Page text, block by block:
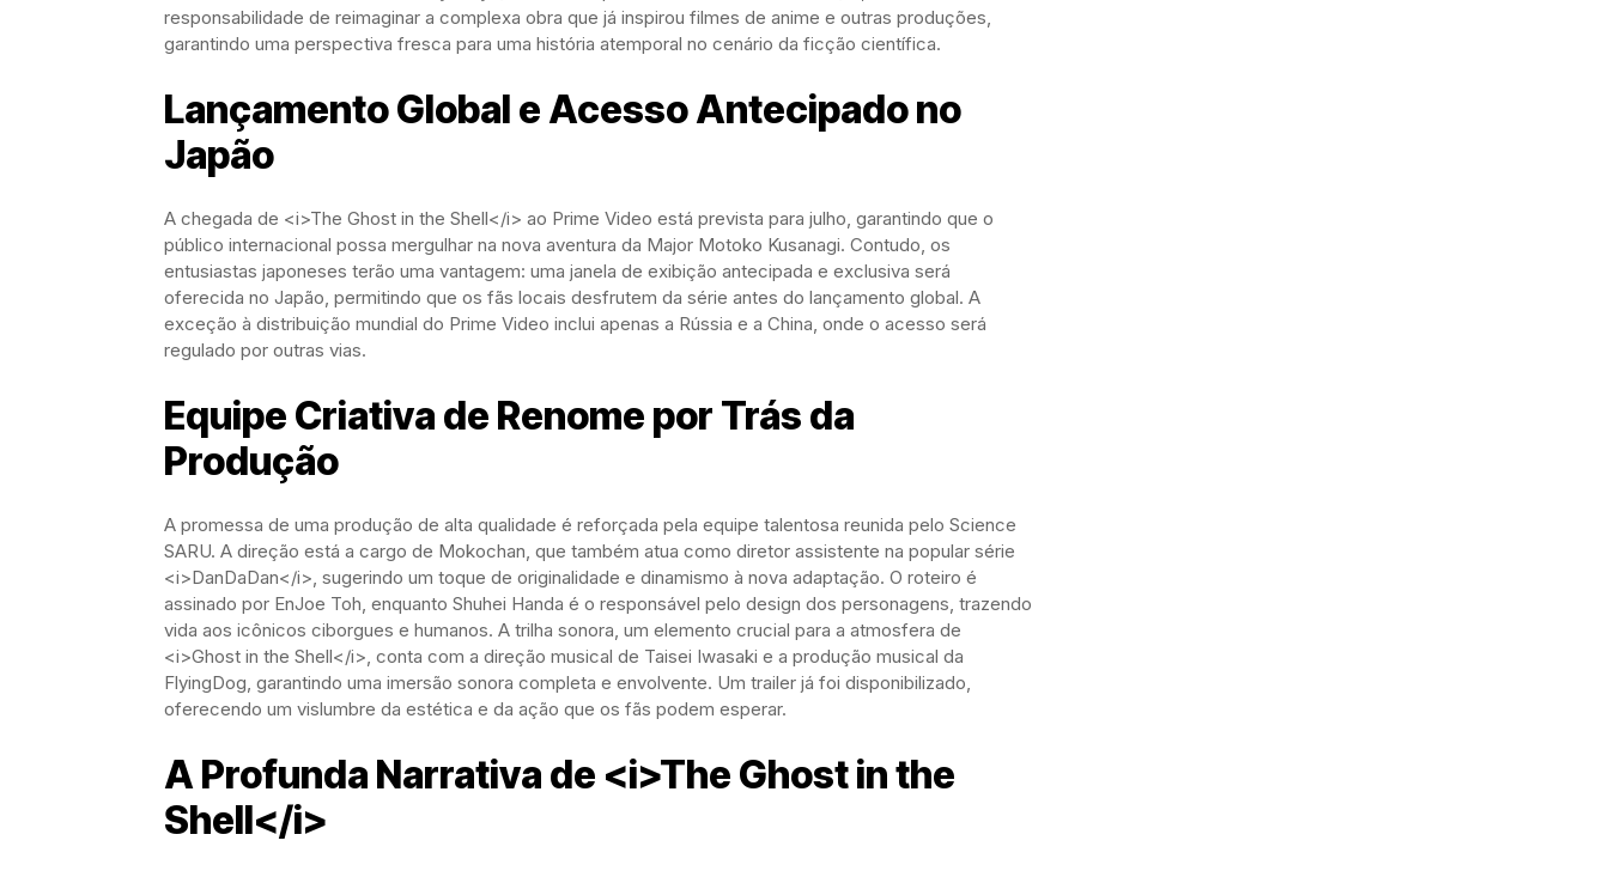
responsabilidade de reimaginar a complexa obra que já inspirou filmes de anime e outras produções,
garantindo uma perspectiva fresca para uma história atemporal no cenário da ficção científica.
Lançamento Global e Acesso Antecipado no
Japão
A chegada de <i>The Ghost in the Shell</i> ao Prime Video está prevista para julho, garantindo que o
público internacional possa mergulhar na nova aventura da Major Motoko Kusanagi. Contudo, os
entusiastas japoneses terão uma vantagem: uma janela de exibição antecipada e exclusiva será
oferecida no Japão, permitindo que os fãs locais desfrutem da série antes do lançamento global. A
exceção à distribuição mundial do Prime Video inclui apenas a Rússia e a China, onde o acesso será
regulado por outras vias.
Equipe Criativa de Renome por Trás da
Produção
A promessa de uma produção de alta qualidade é reforçada pela equipe talentosa reunida pelo Science
SARU. A direção está a cargo de Mokochan, que também atua como diretor assistente na popular série
<i>DanDaDan</i>, sugerindo um toque de originalidade e dinamismo à nova adaptação. O roteiro é
assinado por EnJoe Toh, enquanto Shuhei Handa é o responsável pelo design dos personagens, trazendo
vida aos icônicos ciborgues e humanos. A trilha sonora, um elemento crucial para a atmosfera de
<i>Ghost in the Shell</i>, conta com a direção musical de Taisei Iwasaki e a produção musical da
FlyingDog, garantindo uma imersão sonora completa e envolvente. Um trailer já foi disponibilizado,
oferecendo um vislumbre da estética e da ação que os fãs podem esperar.
A Profunda Narrativa de <i>The Ghost in the
Shell</i>